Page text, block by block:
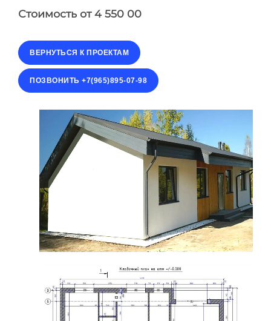
Стоимость от 4 550 00
ВЕРНУТЬСЯ К ПРОЕКТАМ
ПОЗВОНИТЬ +7(965)895-07-98